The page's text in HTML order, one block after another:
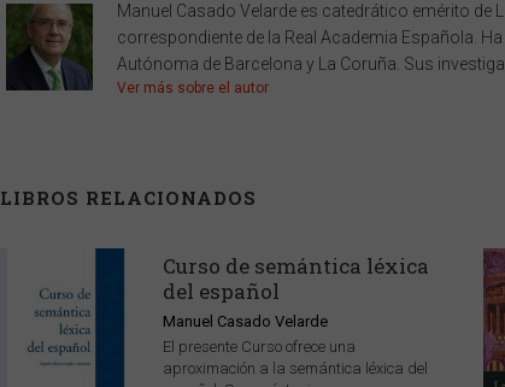
Manuel Casado Velarde es catedrático emérito de
correspondiente de la Real Academia Española.
Autónoma de Barcelona y La Coruña. Sus
Ver más sobre el autor
LIBROS RELACIONADOS
Curso de semántica léxica
del español
Manuel Casado Velarde
El presente Curso ofrece una
aproximación a la semántica léxica del